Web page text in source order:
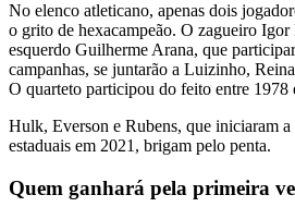
No elenco atleticano, apenas dois
o grito de hexacampeão. O zagueiro
esquerdo Guilherme Arana, que
campanhas, se juntarão a Luizinho,
O quarteto participou do feito entre 1978
Hulk, Everson e Rubens, que iniciaram a
estaduais em 2021, brigam pelo penta.
Quem ganhará pela primeira